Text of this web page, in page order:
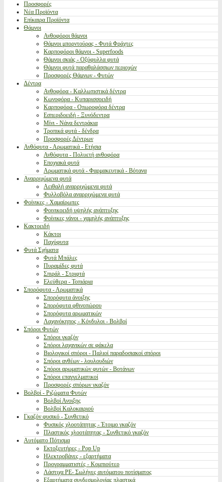
Προσφορές
Νέα Προϊόντα
Επίκαιρα Προϊόντα
Θάμνοι
Ανθοφόροι θάμνοι
Θάμνοι μπορντούρας - Φυτά Φράχτες
Καρποφόροι θάμνοι - Superfoods
Θάμνοι σκιάς - Οξύφυλλα φυτά
Θάμνοι φυτά παραθαλάσσιων περιοχών
Προσφορές Θάμνων - Φυτών
Δέντρα
Ανθοφόρα - Καλλωπιστικά δέντρα
Κωνοφόρα - Κυπαρισσοειδή
Καρποφόρα - Οπωροφόρα δέντρα
Εσπεριδοειδή - Ξυνόδεντρα
Μίνι - Νάνα δεντράκια
Τροπικά φυτά - δένδρα
Προσφορές Δέντρων
Ανθόφυτα - Αρωματικά - Ετήσια
Ανθόφυτα - Πολυετή ανθοφόρα
Εποχιακά φυτά
Αρωματικά φυτά - Φαρμακευτικά - Βότανα
Αναρριχώμενα φυτά
Αειθαλή αναρριχώμενα φυτά
Φυλλοβόλα αναρριχώμενα φυτά
Φοίνικες - Χαμαίρωπες
Φοινικοειδή υψηλής ανάπτυξης
Φοίνικες νάνοι - χαμηλής ανάπτυξης
Κακτοειδή
Κάκτοι
Παχύφυτα
Φυτά Σχήματα
Φυτά Μπάλες
Πυραμίδες φυτά
Σπιράλ - Στριφτά
Ελεύθερα - Τοπιάρια
Σπορόφυτα - Αρωματικά
Σπορόφυτα άνοιξης
Σπορόφυτα φθινοπώρου
Σπορόφυτα αρωματικών
Λαχανόκηπος - Κόνδυλοι - Βολβοί
Σπόροι Φυτών
Σπόροι γκαζόν
Σπόροι λαχανικών σε φάκελα
Βιολογικοί σπόροι - Παλιοί παραδοσιακοί σπόροι
Σπόροι ανθέων - λουλουδιών
Σπόροι αρωματικών φυτών - Βοτάνων
Σπόροι επαγγελματικοί
Προσφορές σπόρων γκαζόν
Βολβοί - Ριζώματα Φυτών
Βολβοί Ανοιξης
Βολβοί Καλοκαιριού
Γκαζόν φυσικό - Συνθετικό
Φυσικός χλοοτάπητας - Έτοιμο γκαζόν
Πλαστικός χλοοτάπητας - Συνθετικό γκαζόν
Αυτόματο Πότισμα
Εκτοξευτήρες - Pop Up
Ηλεκτροβάνες - εξαρτήματα
Προγραμματιστές - Κομπιούτερ
Λάστιχα PE- Σωλήνες αυτόματου ποτίσματος
Εξαρτήματα συνδεσμολογίας πλαστικά